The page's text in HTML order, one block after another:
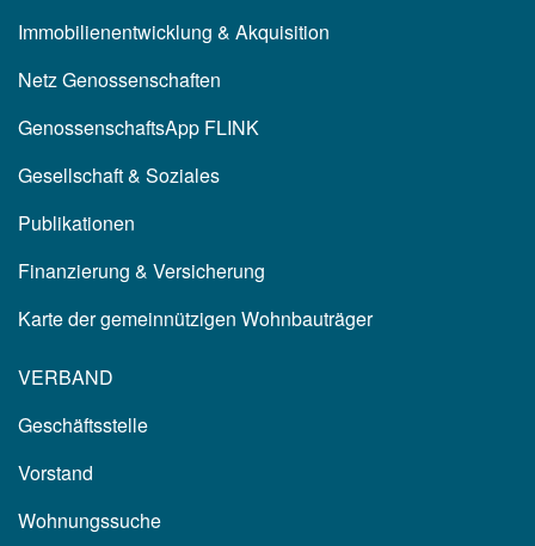
Immobilienentwicklung & Akquisition
Netz Genossenschaften
GenossenschaftsApp FLINK
Gesellschaft & Soziales
Publikationen
Finanzierung & Versicherung
Karte der gemeinnützigen Wohnbauträger
VERBAND
Geschäftsstelle
Vorstand
Wohnungssuche